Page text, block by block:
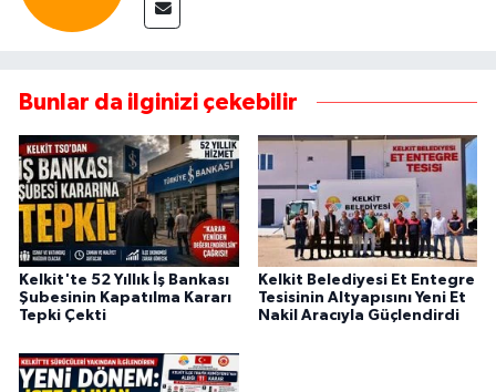
Bunlar da ilginizi çekebilir
Kelkit'te 52 Yıllık İş Bankası
Şubesinin Kapatılma Kararı
Tepki Çekti
Kelkit Belediyesi Et Entegre
Tesisinin Altyapısını Yeni Et
Nakil Aracıyla Güçlendirdi